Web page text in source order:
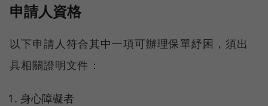
申請人資格
以下申請人符合其中一項可辦理保單紓困，須出
具相關證明文件：
身心障礙者